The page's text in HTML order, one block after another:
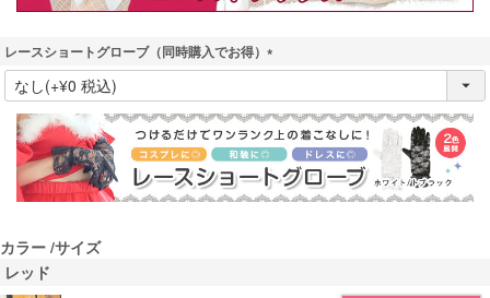
レースショートグローブ（同時購入でお得）
(
必
須
)
カラー サイズ
レッド